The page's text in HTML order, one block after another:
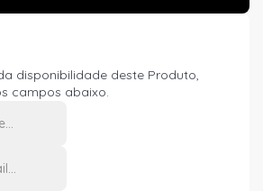
disponibilidade deste Produto,
campos abaixo.